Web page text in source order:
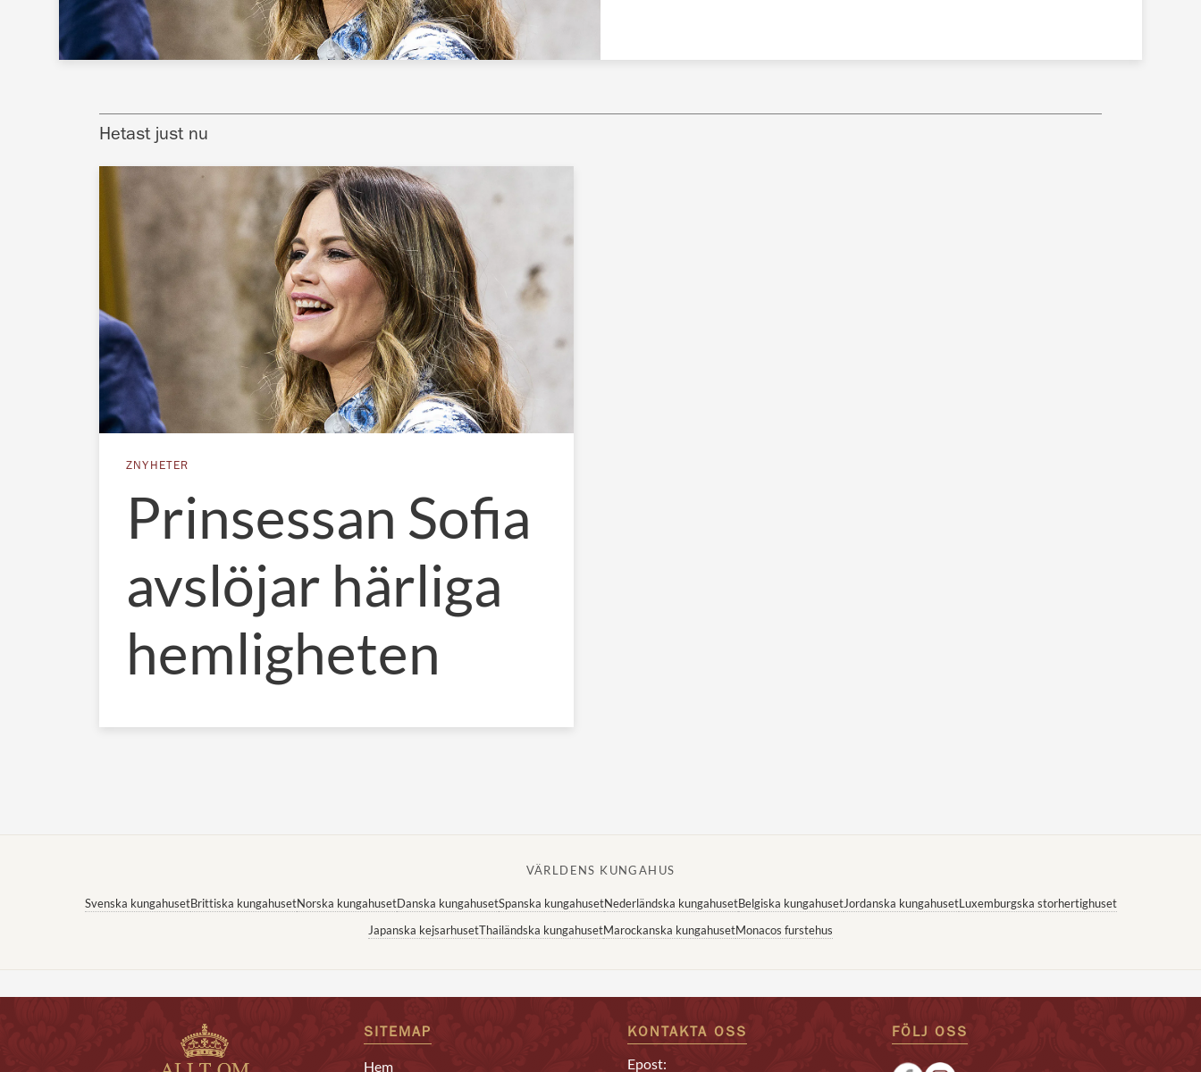
Hetast just nu
ZNYHETER
Prinsessan Sofia
avslöjar härliga
hemligheten
VÄRLDENS KUNGAHUS
Svenska kungahusetBrittiska kungahusetNorska kungahusetDanska kungahusetSpanska kungahusetNederländska kungahusetBelgiska kungahusetJordanska kungahusetLuxemburgska storhertighuset
Japanska kejsarhusetThailändska kungahusetMarockanska kungahusetMonacos furstehus
SITEMAP
Hem
KONTAKTA OSS
Epost:
FÖLJ OSS